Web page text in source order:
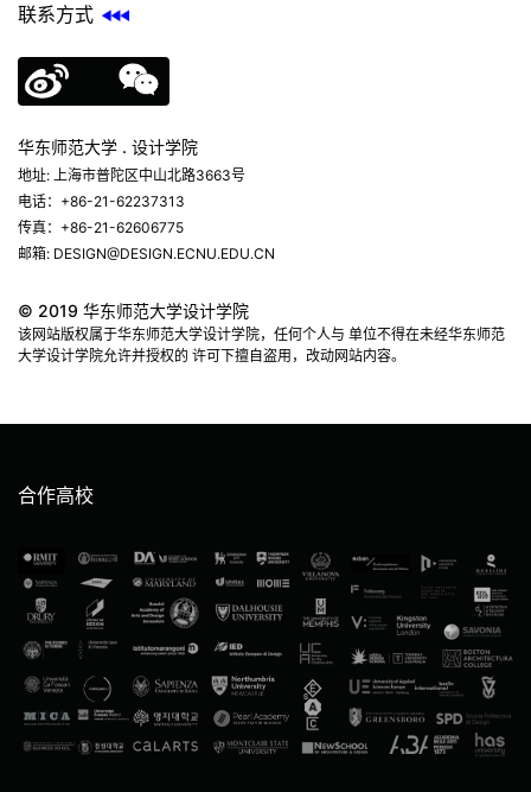
联系方式
华东师范大学 . 设计学院
地址: 上海市普陀区中山北路3663号
电话：+86-21-62237313
传真：+86-21-62606775
邮箱: DESIGN@DESIGN.ECNU.EDU.CN
© 2019 华东师范大学设计学院
该网站版权属于华东师范大学设计学院，任何个人与 单位不得在未经华东师范
大学设计学院允许并授权的 许可下擅自盗用，改动网站内容。
合作高校